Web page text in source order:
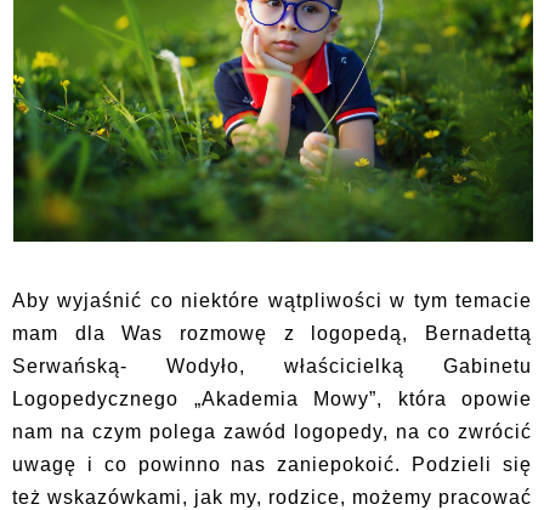
Aby wyjaśnić co niektóre wątpliwości w tym temacie
mam dla Was rozmowę z logopedą, Bernadettą
Serwańską- Wodyło, właścicielką Gabinetu
Logopedycznego „Akademia Mowy”, która opowie
nam na czym polega zawód logopedy, na co zwrócić
uwagę i co powinno nas zaniepokoić. Podzieli się
też wskazówkami, jak my, rodzice, możemy pracować